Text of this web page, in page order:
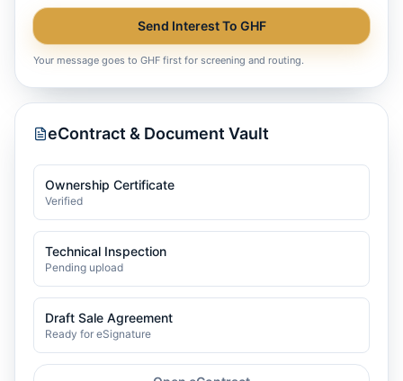
Send Interest To GHF
Your message goes to GHF first for screening and routing.
eContract & Document Vault
Ownership Certificate
Verified
Technical Inspection
Pending upload
Draft Sale Agreement
Ready for eSignature